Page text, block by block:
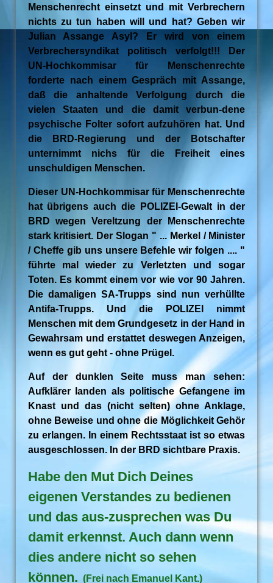
Menschenrecht einsetzt und mit Verbrechern
nichts zu tun haben will und hat? Geben wir
Julian Assange Asyl? Er wird von einem
Verbrechersyndikat politisch verfolgt!!! Der
UN-Hochkommisar für Menschenrechte
forderte nach einem Gespräch mit Assange,
daß die anhaltende Verfolgung durch die
vielen Staaten und die damit verbun-dene
psychische Folter sofort aufzuhören hat. Und
die BRD-Regierung und der Botschafter
unternimmt nichs für die Freiheit eines
unschuldigen Menschen.
Dieser UN-Hochkommisar für Menschenrechte
hat übrigens auch die POLIZEI-Gewalt in der
BRD wegen Vereltzung der Menschenrechte
stark kritisiert. Der Slogan " ... Merkel / Minister
/ Cheffe gib uns unsere Befehle wir folgen .... "
führte mal wieder zu Verletzten und sogar
Toten. Es kommt einem vor wie vor 90 Jahren.
Die damaligen SA-Trupps sind nun verhüllte
Antifa-Trupps. Und die POLIZEI nimmt
Menschen mit dem Grundgesetz in der Hand in
Gewahrsam und erstattet deswegen Anzeigen,
wenn es gut geht - ohne Prügel.
Auf der dunklen Seite muss man sehen:
Aufklärer landen als politische Gefangene im
Knast und das (nicht selten) ohne Anklage,
ohne Beweise und ohne die Möglichkeit Gehör
zu erlangen. In einem Rechtsstaat ist so etwas
ausgeschlossen. In der BRD sichtbare Praxis.
Habe den Mut Dich Deines
eigenen Verstandes zu bedienen
und das aus-zusprechen was Du
damit erkennst. Auch dann wenn
dies andere nicht so sehen
können. (Frei nach Emanuel Kant.)